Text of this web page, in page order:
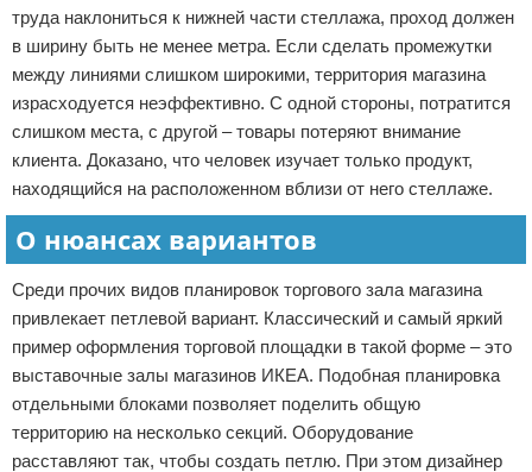
труда наклониться к нижней части стеллажа, проход должен
в ширину быть не менее метра. Если сделать промежутки
между линиями слишком широкими, территория магазина
израсходуется неэффективно. С одной стороны, потратится
слишком места, с другой – товары потеряют внимание
клиента. Доказано, что человек изучает только продукт,
находящийся на расположенном вблизи от него стеллаже.
О нюансах вариантов
Среди прочих видов планировок торгового зала магазина
привлекает петлевой вариант. Классический и самый яркий
пример оформления торговой площадки в такой форме – это
выставочные залы магазинов ИКЕА. Подобная планировка
отдельными блоками позволяет поделить общую
территорию на несколько секций. Оборудование
расставляют так, чтобы создать петлю. При этом дизайнер